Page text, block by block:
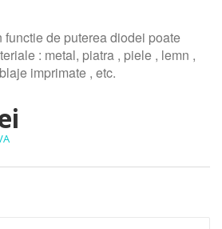
de puterea diodei poate
: metal, piatra , piele , lemn ,
imprimate , etc.